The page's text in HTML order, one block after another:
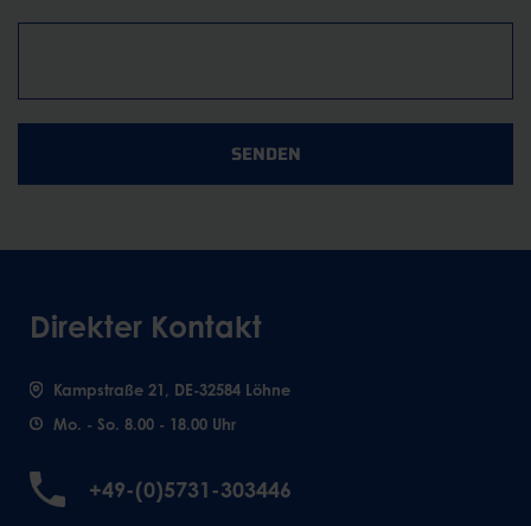
SENDEN
Direkter Kontakt
Kampstraße 21, DE-32584 Löhne
Mo. - So. 8.00 - 18.00 Uhr
+49-(0)5731-303446